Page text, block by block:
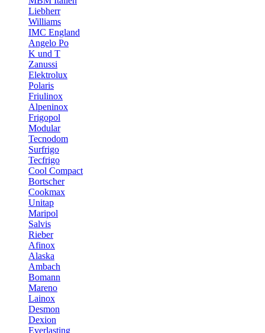
Liebherr
Williams
IMC England
Angelo Po
K und T
Zanussi
Elektrolux
Polaris
Friulinox
Alpeninox
Frigopol
Modular
Tecnodom
Surfrigo
Tecfrigo
Cool Compact
Bortscher
Cookmax
Unitap
Maripol
Salvis
Rieber
Afinox
Alaska
Ambach
Bomann
Mareno
Lainox
Desmon
Dexion
Everlasting